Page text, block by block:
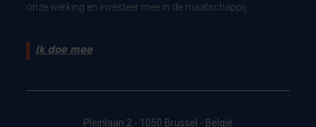
onze werking en investeer mee in de maatschappij.
Ik doe mee
Pleinlaan 2 - 1050 Brussel - België